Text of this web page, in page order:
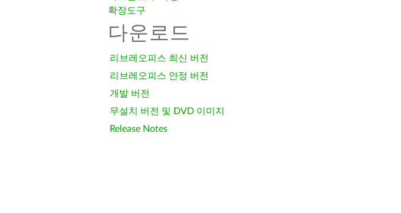
확장도구
다운로드
리브레오피스 최신 버전
리브레오피스 안정 버전
개발 버전
무설치 버전 및 DVD 이미지
Release Notes